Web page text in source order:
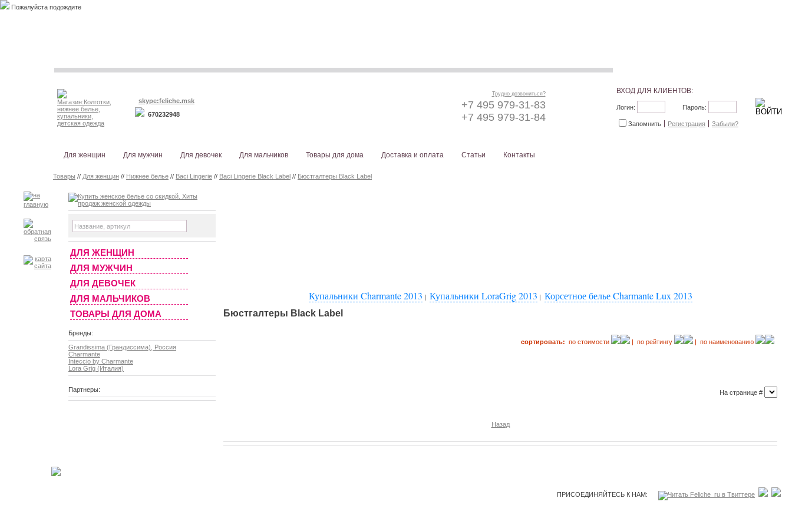
Пожалуйста подождите
skype:feliche.msk
670232948
Трудно дозвониться?
+7 495 979-31-83
+7 495 979-31-84
ВХОД ДЛЯ КЛИЕНТОВ:
Логин: Пароль:
Запомнить Регистрация Забыли?
Для женщин Для мужчин Для девочек Для мальчиков Товары для дома Доставка и оплата Статьи Контакты
Товары // Для женщин // Нижнее белье // Baci Lingerie // Baci Lingerie Black Label // Бюстгалтеры Black Label
ДЛЯ ЖЕНЩИН
ДЛЯ МУЖЧИН
ДЛЯ ДЕВОЧЕК
ДЛЯ МАЛЬЧИКОВ
ТОВАРЫ ДЛЯ ДОМА
Бренды:
Grandissima (Грандиссима), Россия
Charmante
Inteccio by Charmante
Lora Grig (Италия)
Партнеры:
Купальники Charmante 2013 | Купальники LoraGrig 2013 | Корсетное белье Charmante Lux 2013
Бюстгалтеры Black Label
сортировать: по стоимости | по рейтингу | по наименованию
На странице #
Назад
ПРИСОЕДИНЯЙТЕСЬ К НАМ: